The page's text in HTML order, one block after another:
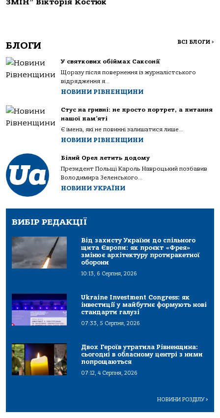
ЗМІН” Вікторія Костюк
БЛОГИ ВСІ БЛОГИ >
У святкових обіймах Саксонії
Щоразу після повернення із журналістського
відрядження я...
НОВИНИ РІВНЕНЩИНИ
Стус на гривні: не просто портрет, а питання
нашої пам’яті
Є імена, які не повинні залишатися лише...
НОВИНИ РІВНЕНЩИНИ
Білий Орел летить додому
Президент Польщі Кароль Навроцький позбавив
Володимира Зеленського...
НОВИНИ УКРАЇНИ
ВИБІР РЕДАКЦІЇ
Від захисту України до спільного
щита Європи: як проєкт «Фрея»
змінює архітектуру протиракетної
оборони
10:13, 6 Серпня, 2026
Ukraine Investment Congress: як
інвестиції у майбутнє формують нові
стандарти галузі
07:33, 5 Серпня, 2026
Двох Героїв утратила Рівненщина:
сьогодні в обласному центрі з ними
попрощаються
07:12, 4 Серпня, 2026
НОВИНИ РОЗДІЛУ>